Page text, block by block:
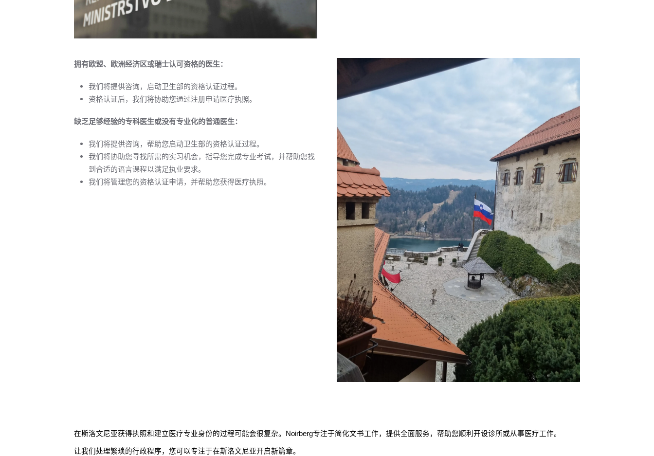
拥有欧盟、欧洲经济区或瑞士认可资格的医生：
我们将提供咨询，启动卫生部的资格认证过程。
资格认证后，我们将协助您通过注册申请医疗执照。
缺乏足够经验的专科医生或没有专业化的普通医生：
我们将提供咨询，帮助您启动卫生部的资格认证过程。
我们将协助您寻找所需的实习机会，指导您完成专业考试，并帮助您找
到合适的语言课程以满足执业要求。
我们将管理您的资格认证申请，并帮助您获得医疗执照。
在斯洛文尼亚获得执照和建立医疗专业身份的过程可能会很复杂。Noirberg专注于简化文书工作，提供全面服务，帮助您顺利开设诊所或从事医疗工作。
让我们处理繁琐的行政程序，您可以专注于在斯洛文尼亚开启新篇章。